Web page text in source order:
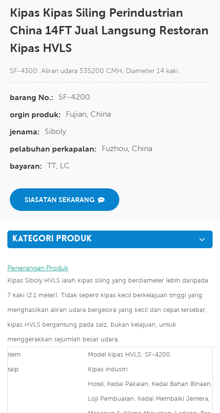
Kipas Kipas Siling Perindustrian
China 14FT Jual Langsung Restoran
Kipas HVLS
SF-4300: Aliran udara 535200 CMH, Diameter 14 kaki.
barang No.:
SF-4200
orgin produk:
Fujian, China
jenama:
Siboly
pelabuhan perkapalan:
Fuzhou, China
bayaran: TT, LC
SIASATAN SEKARANG
KATEGORI PRODUK
Penerangan Produk
Kipas Siboly HVLS ialah kipas siling yang berdiameter lebih daripada
7 kaki (2.1 meter). Tidak seperti kipas kecil berkelajuan tinggi yang
menghasilkan aliran udara bergelora yang kecil dan cepat tersebar,
kipas HVLS bergantung pada saiz, bukan kelajuan, untuk
menggerakkan sejumlah besar udara.
item
Model kipas HVLS: SF-4200
taip
Kipas industri
Hotel, Kedai Pakaian, Kedai Bahan Binaan,
Loji Pembuatan, Kedai Membaiki Jentera,